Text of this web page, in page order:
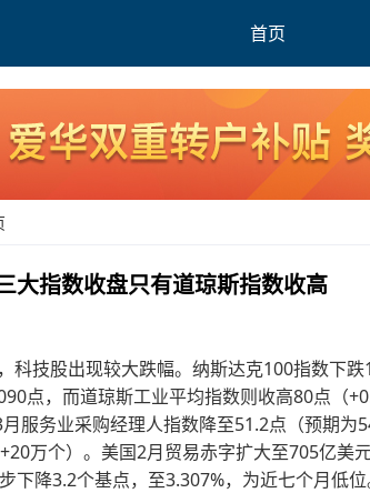
首页
指数收盘只有道琼斯指数收高
科技股出现较大跌幅。纳斯达克100指数下
点，而道琼斯工业平均指数则收高80点（
服务业采购经理人指数降至51.2点（预期
万个）。美国2月贸易赤字扩大至705亿美
下降3.2个基点，至3.307%，为近七个月低